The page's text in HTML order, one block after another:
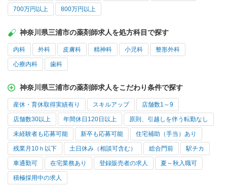
700万円以上 800万円以上
神奈川県三浦市の薬剤師求人を処方科目で探す
内科 外科 皮膚科 精神科 小児科 整形外科
心療内科 歯科
神奈川県三浦市の薬剤師求人をこだわり条件で探す
産休・育休取得実績有り スキルアップ 店舗数1～9
店舗数30以上 年間休日120日以上 原則、引越しを伴う転勤なし
未経験者も応募可能 新卒も応募可能 住宅補助（手当）あり
残業月10ｈ以下 土日休み（相談可含む） 総合門前 駅チカ
車通勤可 在宅業務あり 登録販売者の求人 夏～秋入職可
積極採用中の求人